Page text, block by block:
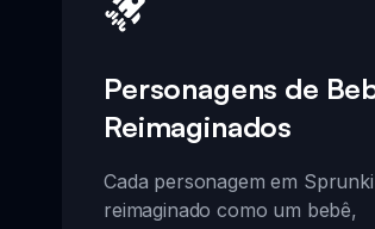
Personagens de
Reimaginados
Cada personagem em
reimaginado como um bebê,